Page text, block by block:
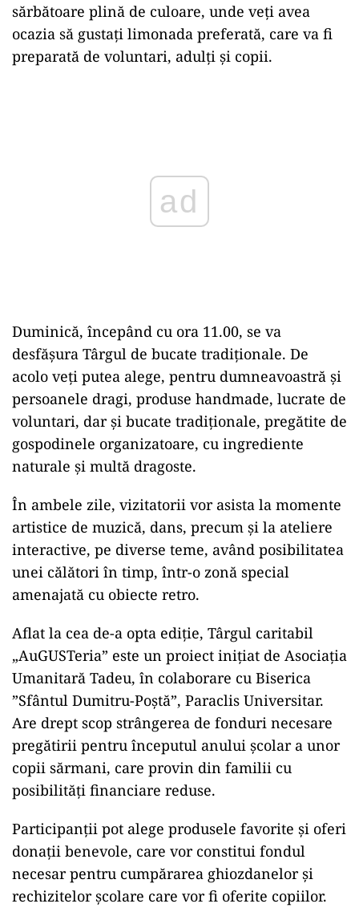
sărbătoare plină de culoare, unde veţi avea
ocazia să gustaţi limonada preferată, care va fi
preparată de voluntari, adulţi şi copii.
Duminică, începând cu ora 11.00, se va
desfășura Târgul de bucate tradiţionale. De
acolo veţi putea alege, pentru dumneavoastră şi
persoanele dragi, produse handmade, lucrate de
voluntari, dar și bucate tradiționale, pregătite de
gospodinele organizatoare, cu ingrediente
naturale şi multă dragoste.
În ambele zile, vizitatorii vor asista la momente
artistice de muzică, dans, precum și la ateliere
interactive, pe diverse teme, având posibilitatea
unei călători în timp, într-o zonă special
amenajată cu obiecte retro.
Aflat la cea de-a opta ediție, Târgul caritabil
„AuGUSTeria” este un proiect inițiat de Asociația
Umanitară Tadeu, în colaborare cu Biserica
”Sfântul Dumitru-Poștă”, Paraclis Universitar.
Are drept scop strângerea de fonduri necesare
pregătirii pentru începutul anului școlar a unor
copii sărmani, care provin din familii cu
posibilități financiare reduse.
Participanţii pot alege produsele favorite și oferi
donaţii benevole, care vor constitui fondul
necesar pentru cumpărarea ghiozdanelor şi
rechizitelor şcolare care vor fi oferite copiilor.